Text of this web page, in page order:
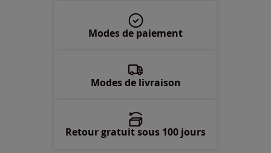
Modes de paiement
Modes de livraison
Retour gratuit sous 100 jours